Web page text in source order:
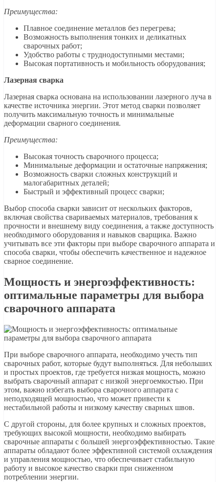
Преимущества:
Плавное соединение металлов без перегрева;
Возможность выполнения тонких и деликатных
сварочных работ;
Удобство работы с труднодоступными местами;
Высокая портативность и мобильность оборудования;
Лазерная сварка
Лазерная сварка основана на использовании лазерного луча в
качестве источника энергии. Этот метод сварки позволяет
получить максимальную точность и минимальные
деформации сварного соединения.
Преимущества:
Высокая точность сварочного процесса;
Минимальные деформации и остаточные напряжения;
Возможность сварки сложных конструкций и
малогабаритных деталей;
Быстрый и эффективный процесс сварки;
Выбор способа сварки зависит от нескольких факторов,
включая свойства свариваемых материалов, требования к
прочности и внешнему виду соединения, а также доступность
необходимого оборудования и навыков сварщика. Важно
учитывать все эти факторы при выборе сварочного аппарата и
способа сварки, чтобы обеспечить качественное и надежное
сварное соединение.
Мощность и энергоэффективность:
оптимальные параметры для выбора
сварочного аппарата
При выборе сварочного аппарата, необходимо учесть тип
сварочных работ, которые будут выполняться. Для небольших
и простых проектов, где требуется низкая мощность, можно
выбрать сварочный аппарат с низкой энергоемкостью. При
этом, важно избегать выбора сварочного аппарата с
неподходящей мощностью, что может привести к
нестабильной работы и низкому качеству сварных швов.
С другой стороны, для более крупных и сложных проектов,
требующих высокой мощности, необходимо выбирать
сварочные аппараты с большей энергоэффективностью. Такие
аппараты обладают более эффективной системой охлаждения
и управления мощностью, что обеспечивает стабильную
работу и высокое качество сварки при сниженном
потреблении энергии.